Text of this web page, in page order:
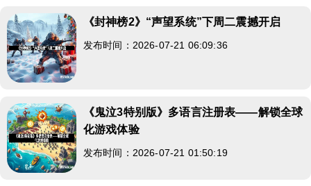
《封神榜2》“声望系统”下周二震撼开启
发布时间：2026-07-21 06:09:36
《鬼泣3特别版》多语言注册表——解锁全球
化游戏体验
发布时间：2026-07-21 01:50:19